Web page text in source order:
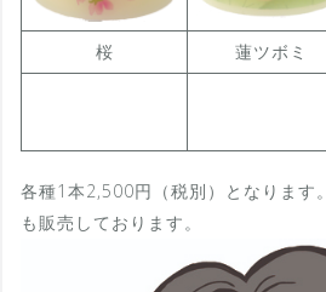
桜 蓮ツボミ
各種1本2,500円（税別）となります
も販売しております。